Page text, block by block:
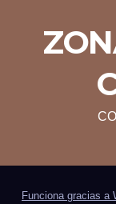
Funciona gracias a